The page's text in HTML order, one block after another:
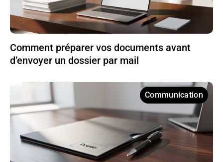
Comment préparer vos documents avant
d’envoyer un dossier par mail
Communication